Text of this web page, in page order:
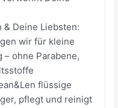
& Deine Liebsten:
wir für kleine
ohne Parabene,
flüssige
pflegt und reinigt